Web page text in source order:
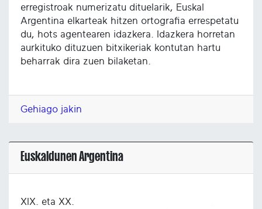
erregistroak numerizatu dituelarik, Euskal
Argentina elkarteak hitzen ortografia errespetatu
du, hots agentearen idazkera. Idazkera horretan
aurkituko dituzuen bitxikeriak kontutan hartu
beharrak dira zuen bilaketan.
Gehiago jakin
Euskaldunen Argentina
XIX. eta XX.